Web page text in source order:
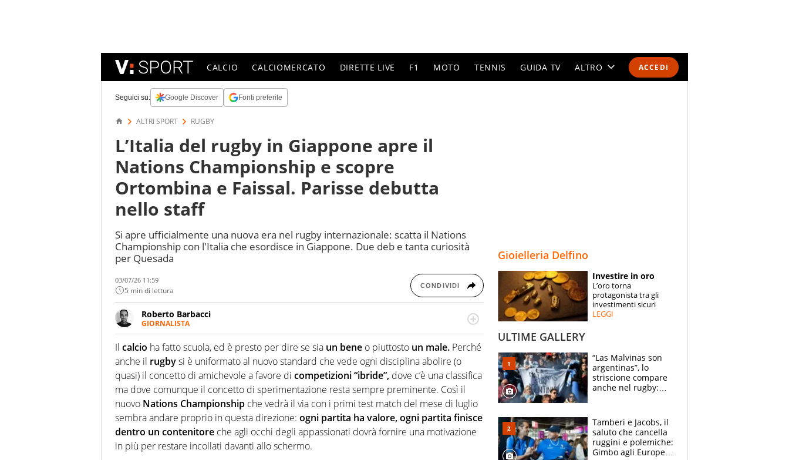
ACCEDI
CALCIO CALCIOMERCATO DIRETTE LIVE F1 MOTO TENNIS GUIDA TV ALTRO
SPECIALI
ESPERTI
Seguici su: Google Discover Fonti preferite
ALTRI SPORT RUGBY
L’Italia del rugby in Giappone apre il
Nations Championship e scopre
Ortombina e Faissal. Parisse debutta
nello staff
Si apre ufficialmente una nuova era nel rugby internazionale: scatta il Nations
Championship con l'Italia che esordisce in Giappone. Due deb e tanta curiosità
per Quesada
03/07/26 11:59
5 min di lettura CONDIVIDI
Roberto Barbacci
GIORNALISTA
Giornalista (pubblicista) sportivo a tutto campo, è il tuttologo di Virgilio Sport. Provate a
chiedergli di boxe, di scherma, di volley o di curling: ve ne farà innamorare
Il calcio ha fatto scuola, ed è presto per dire se sia un bene o piuttosto un male. Perché
anche il rugbysi è uniformato al nuovo standard che vede ogni disciplina abolire (o
quasi) il concetto di amichevole a favore di competizioni “ibride”, dove c’è una classifica
ma dove comunque il concetto di sperimentazione resta sempre preminente. Così il
nuovo Nations Championship che vedrà il via con i primi test match del mese di luglio
sembra andare proprio in questa direzione: ogni partita ha valore, ogni partita finisce
dentro un contenitore che agli occhi degli appassionati dovrà fornire una motivazione
in più per restare incollati davanti allo schermo.
Gioielleria Delfino
Investire in oro
L’oro torna
protagonista tra gli
investimenti sicuri
LEGGI
ULTIME GALLERY
“Las Malvinas son
argentinas”, lo
striscione compare
anche nel rugby:
un caso
Tamberi e Jacobs, il
saluto che cancella
ruggini e polemiche:
Gimbo agli Europei